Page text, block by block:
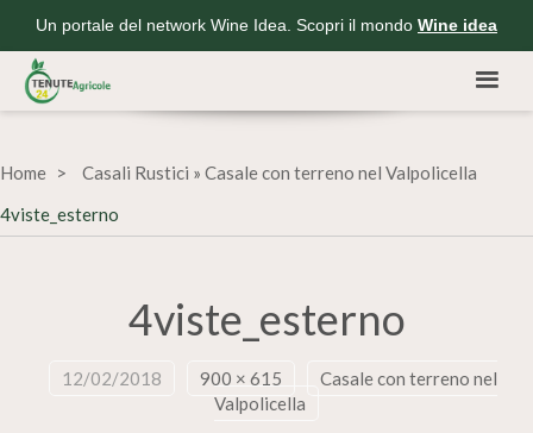
Un portale del network Wine Idea. Scopri il mondo Wine idea
Home Casali Rustici » Casale con terreno nel Valpolicella
4viste_esterno
4viste_esterno
12/02/2018 900 × 615
Casale con terreno nel
Valpolicella